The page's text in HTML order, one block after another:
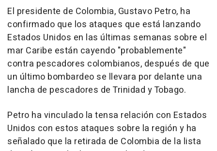
El presidente de Colombia, Gustavo Petro, ha
confirmado que los ataques que está lanzando
Estados Unidos en las últimas semanas sobre el
mar Caribe están cayendo "probablemente"
contra pescadores colombianos, después de que
un último bombardeo se llevara por delante una
lancha de pescadores de Trinidad y Tobago.
Petro ha vinculado la tensa relación con Estados
Unidos con estos ataques sobre la región y ha
señalado que la retirada de Colombia de la lista